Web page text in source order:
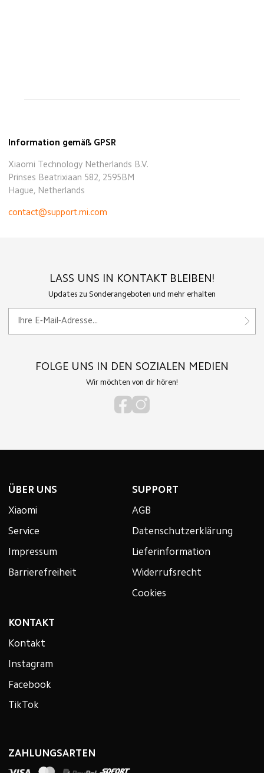
Information gemäß GPSR
Xiaomi Technology Netherlands B.V.
Prinses Beatrixiaan 582, 2595BM
Hague, Netherlands
contact@support.mi.com
LASS UNS IN KONTAKT BLEIBEN!
Updates zu Sonderangeboten und mehr erhalten
FOLGE UNS IN DEN SOZIALEN MEDIEN
Wir möchten von dir hören!
ÜBER UNS
Xiaomi
Service
Impressum
Barrierefreiheit
SUPPORT
AGB
Datenschutzerklärung
Lieferinformation
Widerrufsrecht
Cookies
KONTAKT
Kontakt
Instagram
Facebook
TikTok
ZAHLUNGSARTEN